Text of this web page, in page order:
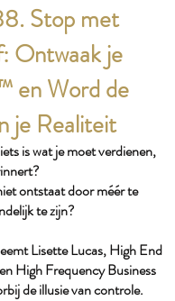
Stop met
Ontwaak je
en Word de
je Realiteit
is wat je moet verdienen,
ontstaat door méér te
te zijn?
Lisette Lucas, High End
High Frequency Business
de illusie van controle.